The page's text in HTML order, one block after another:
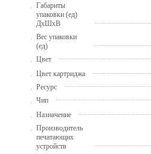
Габариты
упаковки (ед)
ДхШхВ
Вес упаковки
(ед)
Цвет
Цвет картриджа
Ресурс
Чип
Назначение
Производитель
печатающих
устройств